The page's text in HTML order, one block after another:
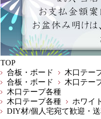
TOP
合板・ボード
木口テー
合板・ボード
木口テー
木口テープ各種
木口テープ各種
ホワイ
DIY材/個人宅宛て歓迎・